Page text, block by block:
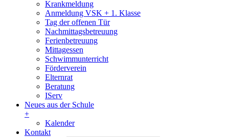
Krankmeldung
Anmeldung VSK + 1. Klasse
Tag der offenen Tür
Nachmittagsbetreuung
Ferienbetreuung
Mittagessen
Schwimmunterricht
Förderverein
Elternrat
Beratung
IServ
Neues aus der Schule
+
Kalender
Kontakt